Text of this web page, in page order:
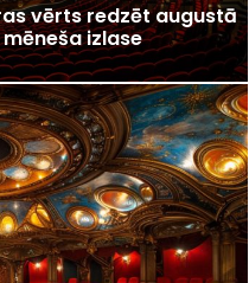
vērts redzēt augustā
izlase